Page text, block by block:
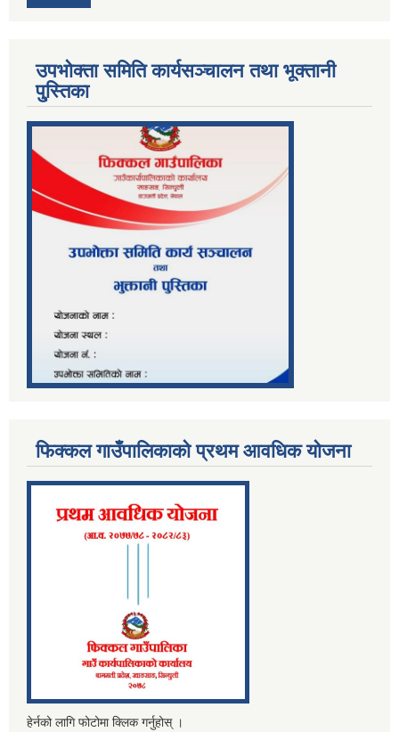
उपभोक्ता समिति कार्यसञ्चालन तथा भूक्तानी
पु्स्तिका
फिक्कल गाउँपालिकाको प्रथम आवधिक योजना
हेर्नको लागि फोटोमा क्लिक गर्नुहोस् ।